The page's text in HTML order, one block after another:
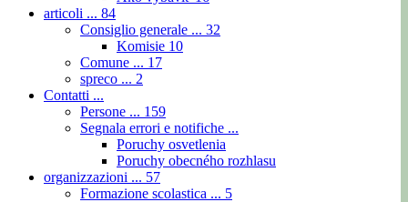
articoli ... 84
Consiglio generale ... 32
Komisie 10
Comune ... 17
spreco ... 2
Contatti ...
Persone ... 159
Segnala errori e notifiche ...
Poruchy osvetlenia
Poruchy obecného rozhlasu
organizzazioni ... 57
Formazione scolastica ... 5